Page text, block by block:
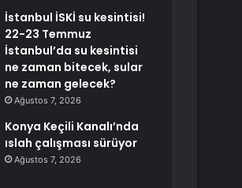
İstanbul İSKİ su kesintisi!
22-23 Temmuz
İstanbul’da su kesintisi
ne zaman bitecek, sular
ne zaman gelecek?
Ağustos 7, 2026
Konya Keçili Kanalı’nda
ıslah çalışması sürüyor
Ağustos 7, 2026